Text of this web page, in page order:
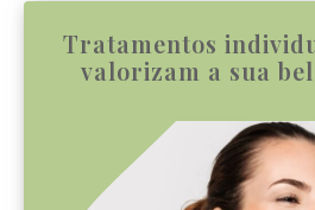
Tratamentos
valorizam a sua